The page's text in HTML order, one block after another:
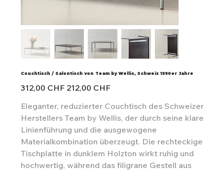
Couchtisch / Salontisch von Team by Wellis, Schweiz 1990er Jahre
Ursprünglicher
Preis
312,00 CHF Angebotspreis
212,00 CHF
Eleganter, reduzierter Couchtisch des Schweizer
Herstellers Team by Wellis, der durch seine klare
Linienführung und die ausgewogene
Materialkombination überzeugt. Die rechteckige
Tischplatte in dunklem Holzton wirkt ruhig und
hochwertig, während das filigrane Gestell aus